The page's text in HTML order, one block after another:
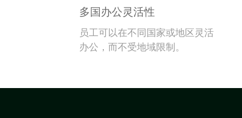
多国办公灵活性
员工可以在不同国家或地区灵活
办公，而不受地域限制。